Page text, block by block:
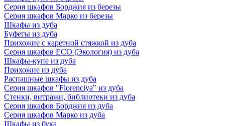
Серия шкафов Борджия из березы
Серия шкафов Марко из березы
Шкафы из дуба
Буфеты из дуба
Прихожие с каретной стяжкой из дуба
Серия шкафов ECO (Экология) из дуба
Шкафы-купе из дуба
Прихожие из дуба
Распашные шкафы из дуба
Серия шкафов "Florenciya" из дуба
Стенки, витражи, библиотеки из дуба
Серия шкафов Борджия из дуба
Серия шкафов Марко из дуба
Шкафы из бука